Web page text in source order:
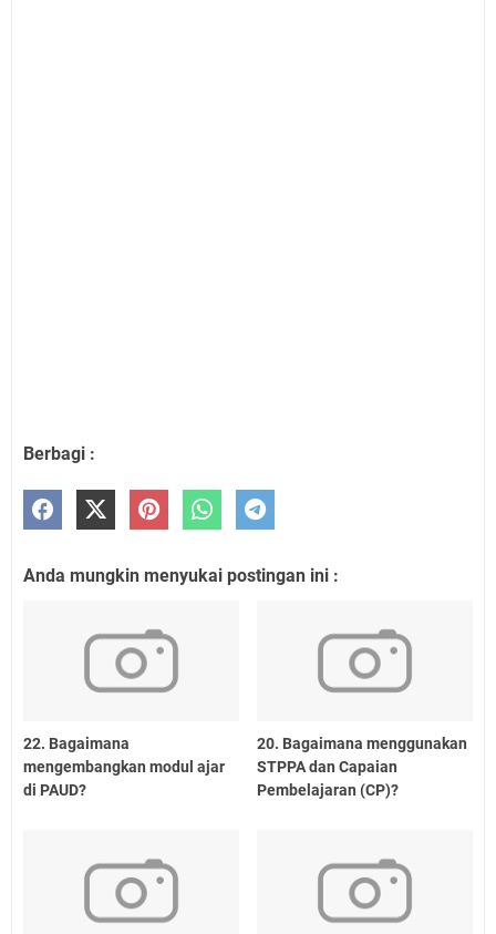
Berbagi :
Anda mungkin menyukai postingan ini :
22. Bagaimana
mengembangkan modul ajar
di PAUD?
20. Bagaimana menggunakan
STPPA dan Capaian
Pembelajaran (CP)?